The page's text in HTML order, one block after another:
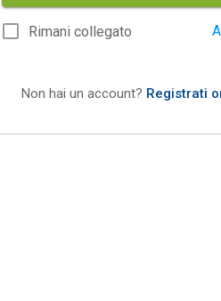
Rimani collegato
Non hai un account? Registrati